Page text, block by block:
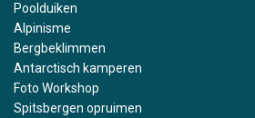
Poolduiken
Alpinisme
Bergbeklimmen
Antarctisch kamperen
Foto Workshop
Spitsbergen opruimen